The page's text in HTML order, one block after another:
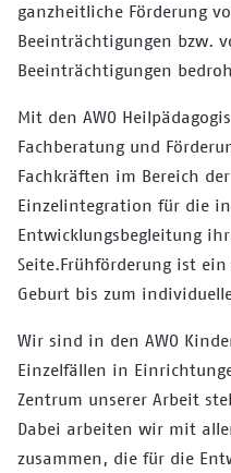
ganzheitliche Förderung
Beeinträchtigungen bzw.
Beeinträchtigungen
Mit den AWO
Fachberatung und
Fachkräften im Bereich
Einzelintegration für die
Entwicklungsbegleitung
Seite.Frühförderung ist
Geburt bis zum
Wir sind in den AWO
Einzelfällen in
Zentrum unserer Arbeit
Dabei arbeiten wir mit
zusammen, die für die